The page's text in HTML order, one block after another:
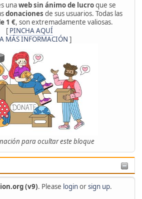
unaweb sin ánimo de lucroque se
donaciones de sus usuarios. Todas las
1 €, son extremadamente valiosas.
[ PINCHA AQUÍ
MÁS INFORMACIÓN ]
para ocultar este bloque
(v9). Please loginorsign up.